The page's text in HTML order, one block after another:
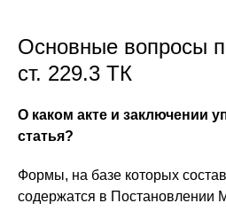
Основные вопросы
ст. 229.3 ТК
О каком акте и заключении
статья?
Формы, на базе которых
содержатся в Постановлении